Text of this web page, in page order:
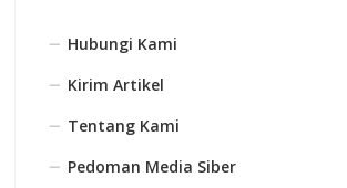
Hubungi Kami
Kirim Artikel
Tentang Kami
Pedoman Media Siber